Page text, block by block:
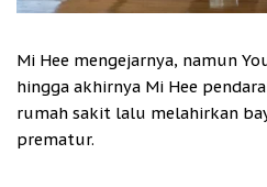
Mi Hee mengejarnya, namun
hingga akhirnya Mi Hee
rumah sakit lalu melahirkan
prematur.